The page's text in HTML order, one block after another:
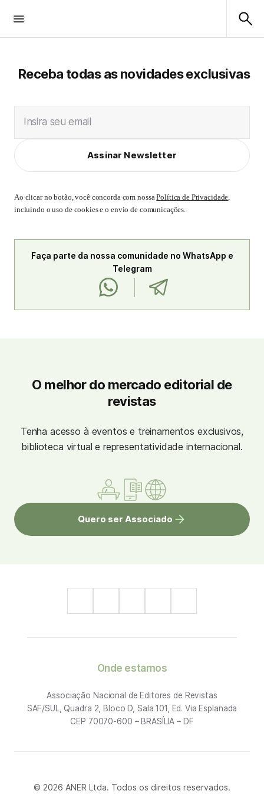
Receba todas as novidades exclusivas
Insira seu email
Assinar Newsletter
Ao clicar no botão, você concorda com nossaPolítica de Privacidade,
incluindo o uso de cookies e o envio de comunicações.
Faça parte da nossa comunidade no WhatsApp e
Telegram
O melhor do mercado editorial de
revistas
Tenha acesso à eventos e treinamentos exclusivos,
biblioteca virtual e representatividade internacional.
Quero ser Associado
Onde estamos
Associação Nacional de Editores de Revistas
SAF/SUL, Quadra 2, Bloco D, Sala 101, Ed. Via Esplanada
CEP 70070-600 – BRASÍLIA – DF
© 2026 ANER Ltda. Todos os direitos reservados.